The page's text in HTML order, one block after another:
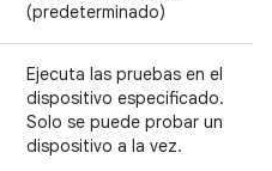
(predeterminado)
Ejecuta las pruebas en el
dispositivo especificado.
Solo se puede probar un
dispositivo a la vez.